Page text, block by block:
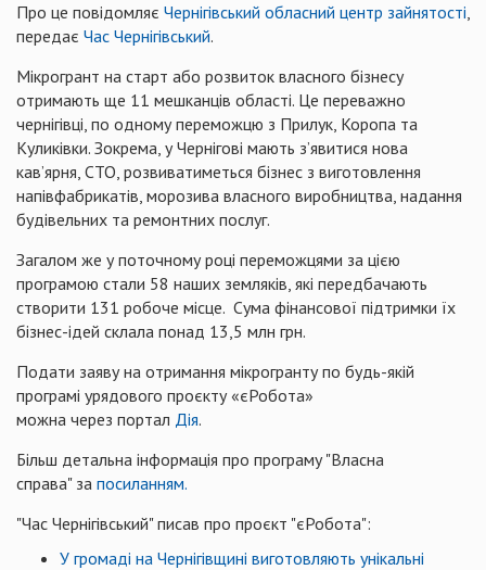
Про це повідомляє Чернігівський обласний центр зайнятості,
передає Час Чернігівський.
Мікрогрант на старт або розвиток власного бізнесу
отримають ще 11 мешканців області. Це переважно
чернігівці, по одному переможцю з Прилук, Коропа та
Куликівки. Зокрема, у Чернігові мають з’явитися нова
кав’ярня, СТО, розвиватиметься бізнес з виготовлення
напівфабрикатів, морозива власного виробництва, надання
будівельних та ремонтних послуг.
Загалом же у поточному році переможцями за цією
програмою стали 58 наших земляків, які передбачають
створити 131 робоче місце. Сума фінансової підтримки їх
бізнес-ідей склала понад 13,5 млн грн.
Подати заяву на отримання мікрогранту по будь-якій
програмі урядового проєкту «єРобота»
можна через портал Дія.
Більш детальна інформація про програму "Власна
справа" за посиланням.
"Час Чернігівський" писав про проєкт "єРобота":
У громаді на Чернігівщині виготовляють унікальні